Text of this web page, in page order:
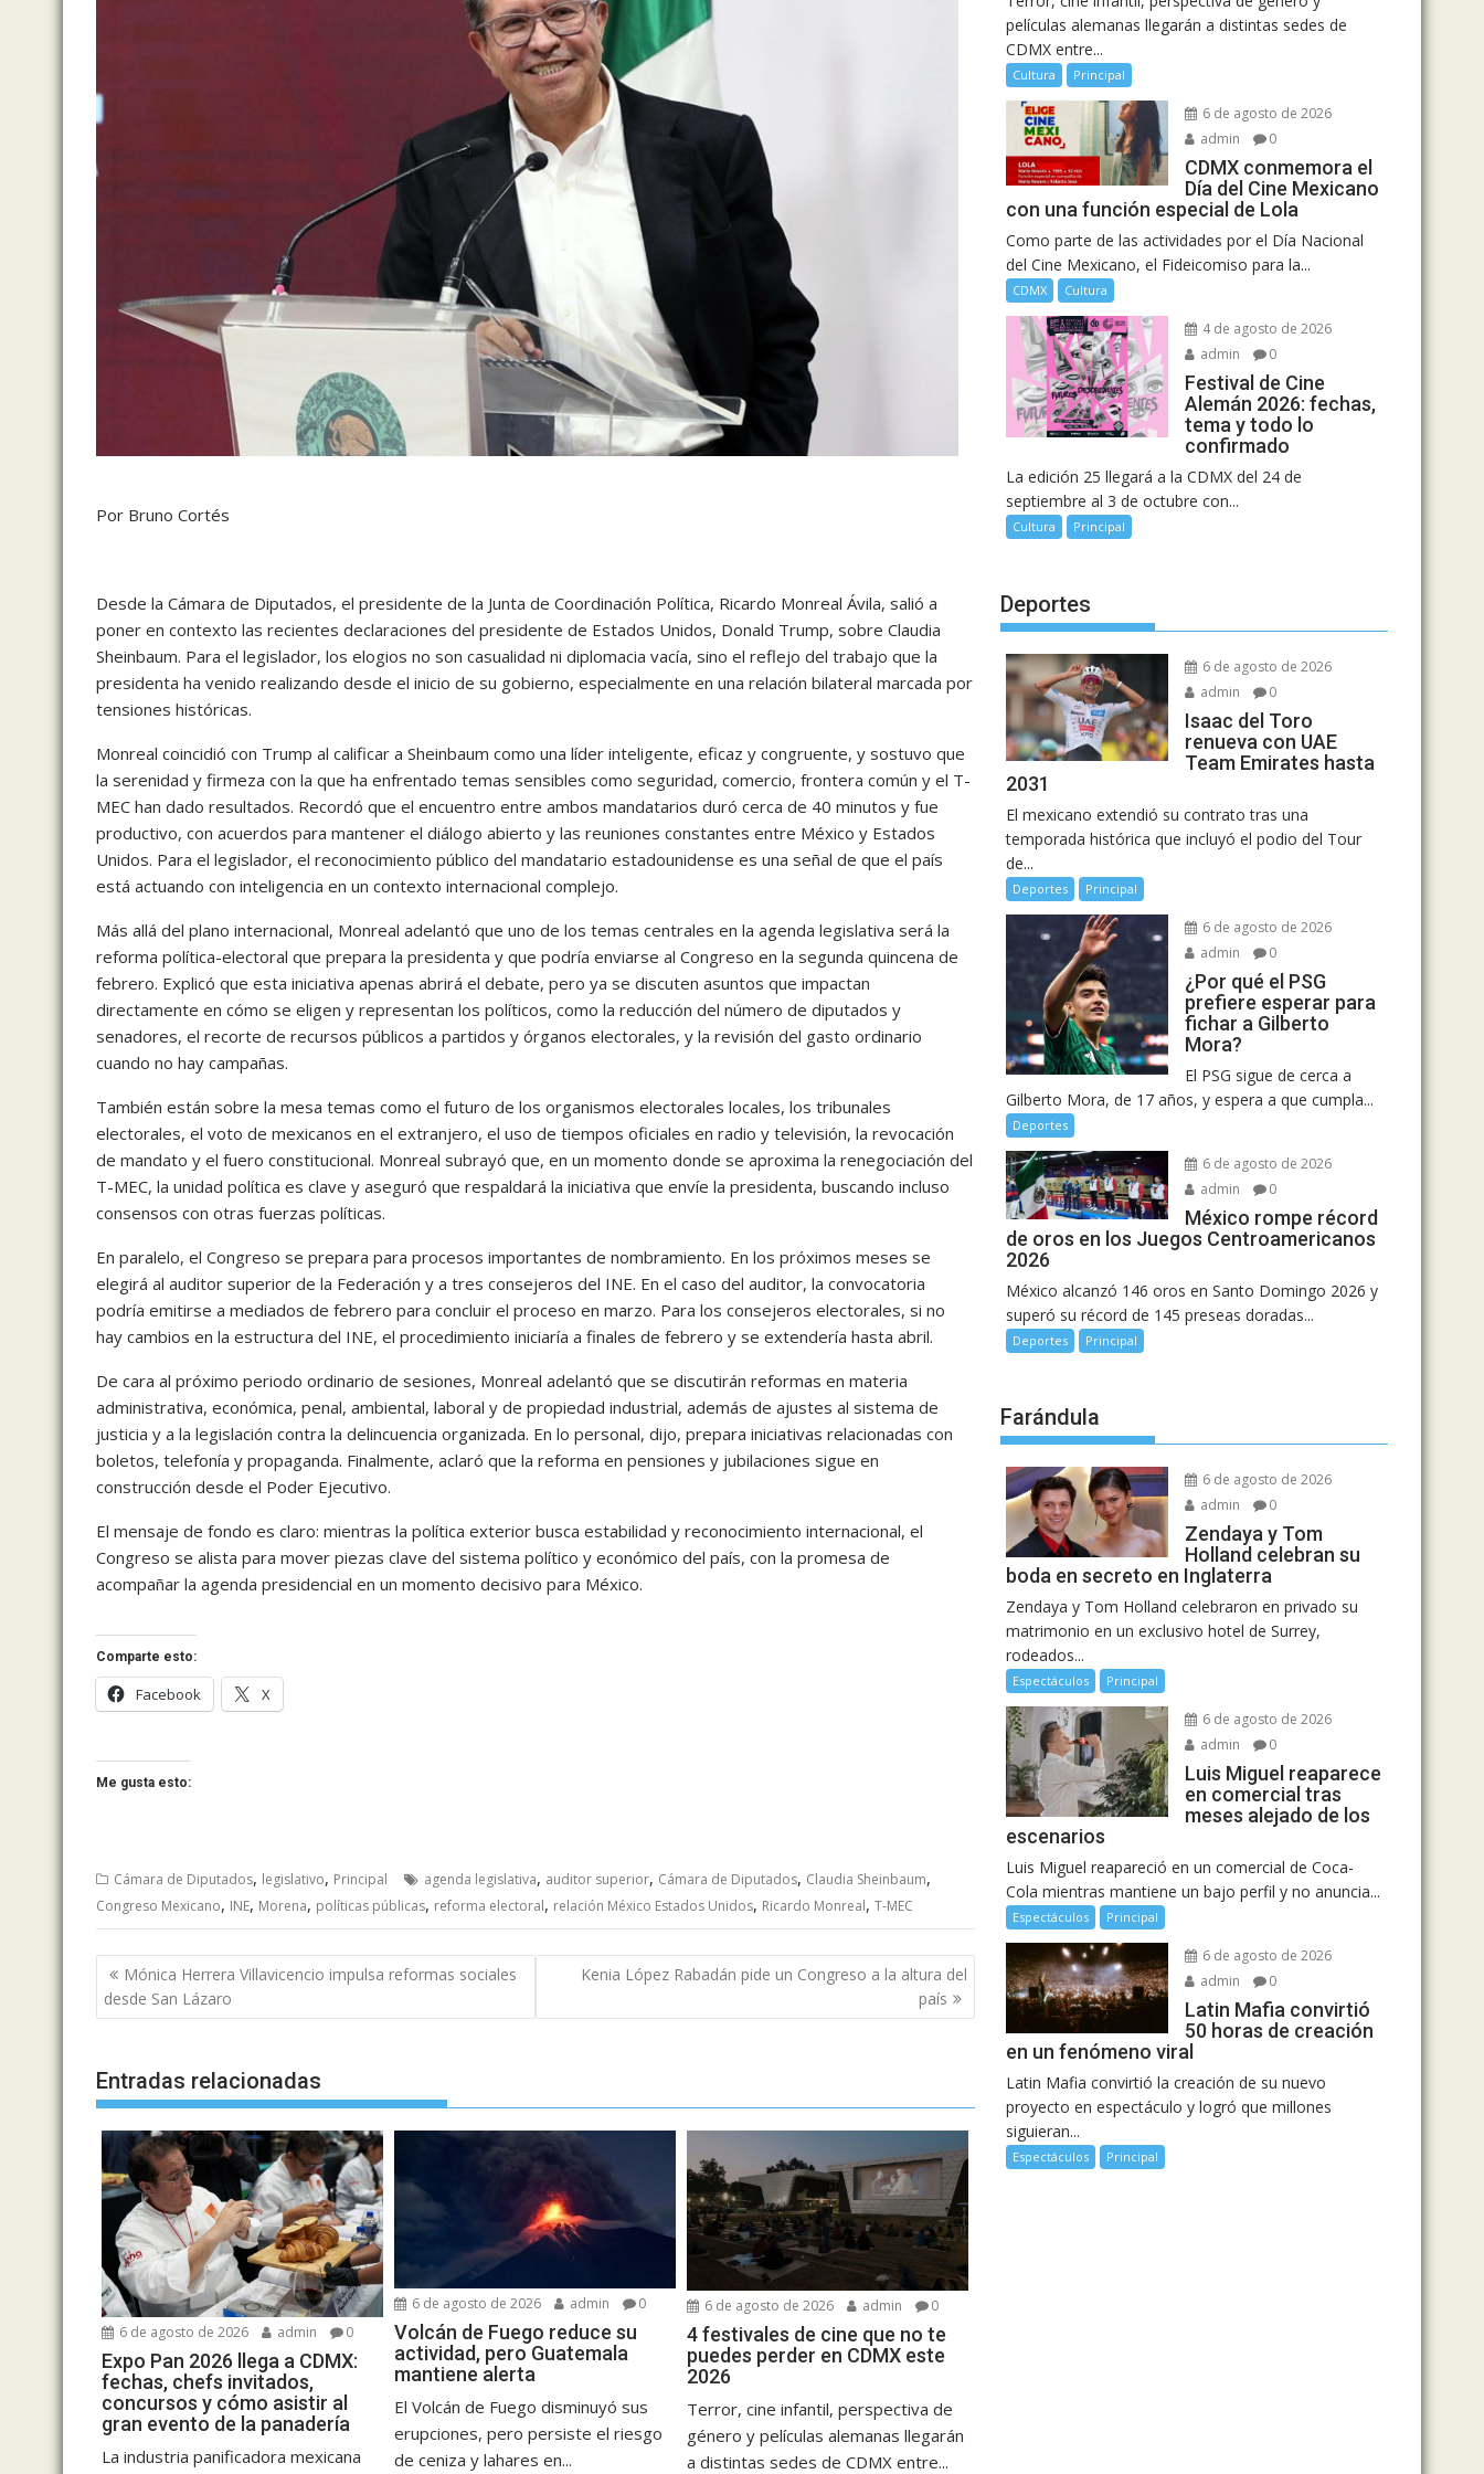
Por Bruno Cortés
Desde la Cámara de Diputados, el presidente de la Junta de Coordinación Política, Ricardo Monreal Ávila, salió a
poner en contexto las recientes declaraciones del presidente de Estados Unidos, Donald Trump, sobre Claudia
Sheinbaum. Para el legislador, los elogios no son casualidad ni diplomacia vacía, sino el reflejo del trabajo que la
presidenta ha venido realizando desde el inicio de su gobierno, especialmente en una relación bilateral marcada por
tensiones históricas.
Monreal coincidió con Trump al calificar a Sheinbaum como una líder inteligente, eficaz y congruente, y sostuvo que
la serenidad y firmeza con la que ha enfrentado temas sensibles como seguridad, comercio, frontera común y el T-
MEC han dado resultados. Recordó que el encuentro entre ambos mandatarios duró cerca de 40 minutos y fue
productivo, con acuerdos para mantener el diálogo abierto y las reuniones constantes entre México y Estados
Unidos. Para el legislador, el reconocimiento público del mandatario estadounidense es una señal de que el país
está actuando con inteligencia en un contexto internacional complejo.
Más allá del plano internacional, Monreal adelantó que uno de los temas centrales en la agenda legislativa será la
reforma política-electoral que prepara la presidenta y que podría enviarse al Congreso en la segunda quincena de
febrero. Explicó que esta iniciativa apenas abrirá el debate, pero ya se discuten asuntos que impactan
directamente en cómo se eligen y representan los políticos, como la reducción del número de diputados y
senadores, el recorte de recursos públicos a partidos y órganos electorales, y la revisión del gasto ordinario
cuando no hay campañas.
También están sobre la mesa temas como el futuro de los organismos electorales locales, los tribunales
electorales, el voto de mexicanos en el extranjero, el uso de tiempos oficiales en radio y televisión, la revocación
de mandato y el fuero constitucional. Monreal subrayó que, en un momento donde se aproxima la renegociación del
T-MEC, la unidad política es clave y aseguró que respaldará la iniciativa que envíe la presidenta, buscando incluso
consensos con otras fuerzas políticas.
En paralelo, el Congreso se prepara para procesos importantes de nombramiento. En los próximos meses se
elegirá al auditor superior de la Federación y a tres consejeros del INE. En el caso del auditor, la convocatoria
podría emitirse a mediados de febrero para concluir el proceso en marzo. Para los consejeros electorales, si no
hay cambios en la estructura del INE, el procedimiento iniciaría a finales de febrero y se extendería hasta abril.
De cara al próximo periodo ordinario de sesiones, Monreal adelantó que se discutirán reformas en materia
administrativa, económica, penal, ambiental, laboral y de propiedad industrial, además de ajustes al sistema de
justicia y a la legislación contra la delincuencia organizada. En lo personal, dijo, prepara iniciativas relacionadas con
boletos, telefonía y propaganda. Finalmente, aclaró que la reforma en pensiones y jubilaciones sigue en
construcción desde el Poder Ejecutivo.
El mensaje de fondo es claro: mientras la política exterior busca estabilidad y reconocimiento internacional, el
Congreso se alista para mover piezas clave del sistema político y económico del país, con la promesa de
acompañar la agenda presidencial en un momento decisivo para México.
Comparte esto:
Facebook X
Me gusta esto:
Cámara de Diputados, legislativo, Principal agenda legislativa, auditor superior, Cámara de Diputados, Claudia Sheinbaum,
Congreso Mexicano, INE, Morena, políticas públicas, reforma electoral, relación México Estados Unidos, Ricardo Monreal, T-MEC
Navegación
de
entradas
Mónica Herrera Villavicencio impulsa reformas sociales
desde San Lázaro
Kenia López Rabadán pide un Congreso a la altura del
país
Entradas relacionadas
6 de agosto de 2026 admin 0
Expo Pan 2026 llega a CDMX:
fechas, chefs invitados,
concursos y cómo asistir al
gran evento de la panadería
La industria panificadora mexicana
6 de agosto de 2026 admin 0
Volcán de Fuego reduce su
actividad, pero Guatemala
mantiene alerta
El Volcán de Fuego disminuyó sus
erupciones, pero persiste el riesgo
de ceniza y lahares en...
6 de agosto de 2026 admin 0
4 festivales de cine que no te
puedes perder en CDMX este
2026
Terror, cine infantil, perspectiva de
género y películas alemanas llegarán
a distintas sedes de CDMX entre...
películas alemanas llegarán a distintas sedes de
CDMX entre...
Cultura Principal
6 de agosto de 2026
admin
0
CDMX conmemora el
Día del Cine Mexicano
con una función especial de Lola
Como parte de las actividades por el Día Nacional
del Cine Mexicano, el Fideicomiso para la...
CDMX Cultura
4 de agosto de 2026
admin
0
Festival de Cine
Alemán 2026: fechas,
tema y todo lo
confirmado
La edición 25 llegará a la CDMX del 24 de
septiembre al 3 de octubre con...
Cultura Principal
Deportes
6 de agosto de 2026
admin
0
Isaac del Toro
renueva con UAE
Team Emirates hasta
2031
El mexicano extendió su contrato tras una
temporada histórica que incluyó el podio del Tour
de...
Deportes Principal
6 de agosto de 2026
admin
0
¿Por qué el PSG
prefiere esperar para
fichar a Gilberto
Mora?
El PSG sigue de cerca a
Gilberto Mora, de 17 años, y espera a que cumpla...
Deportes
6 de agosto de 2026
admin
0
México rompe récord
de oros en los Juegos Centroamericanos
2026
México alcanzó 146 oros en Santo Domingo 2026 y
superó su récord de 145 preseas doradas...
Deportes Principal
Farándula
6 de agosto de 2026
admin
0
Zendaya y Tom
Holland celebran su
boda en secreto en Inglaterra
Zendaya y Tom Holland celebraron en privado su
matrimonio en un exclusivo hotel de Surrey,
rodeados...
Espectáculos Principal
6 de agosto de 2026
admin
0
Luis Miguel reaparece
en comercial tras
meses alejado de los
escenarios
Luis Miguel reapareció en un comercial de Coca-
Cola mientras mantiene un bajo perfil y no anuncia...
Espectáculos Principal
6 de agosto de 2026
admin
0
Latin Mafia convirtió
50 horas de creación
en un fenómeno viral
Latin Mafia convirtió la creación de su nuevo
proyecto en espectáculo y logró que millones
siguieran...
Espectáculos Principal